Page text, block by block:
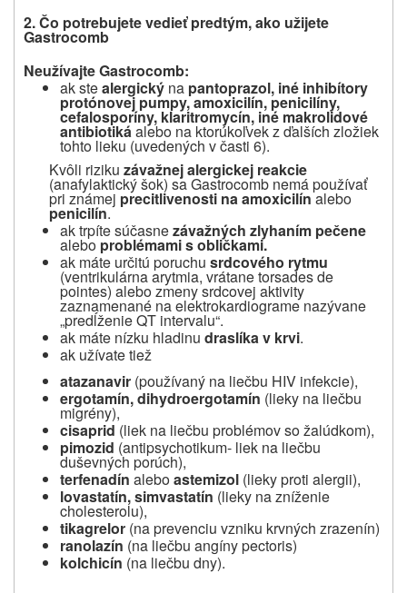
2.Čo potrebujete vedieť predtým, ako užijete
Gastrocomb
Neužívajte Gastrocomb:
ak stealergický na pantoprazol, iné inhibítory
protónovej pumpy, amoxicilín, penicilíny,
cefalosporíny, klaritromycín, iné makrolidové
antibiotikáalebo na ktorúkoľvek z ďalších zložiek
tohto lieku (uvedených v časti 6).
Kvôli riziku závažnej alergickej reakcie
(anafylaktický šok) sa Gastrocomb nemá používať
pri známej precitlivenosti na amoxicilín alebo
penicilín.
ak trpíte súčasnezávažných zlyhaním pečene
alebo problémami s obličkami.
ak máte určitú poruchu srdcového rytmu
(ventrikulárna arytmia, vrátane torsades de
pointes) alebo zmeny srdcovej aktivity
zaznamenané na elektrokardiograme nazývane
„predĺženie QT intervalu“.
ak máte nízku hladinu draslíka v krvi.
ak užívate tiež
atazanavir (používaný na liečbu HIV infekcie),
ergotamín, dihydroergotamín (lieky na liečbu
migrény),
cisaprid (liek na liečbu problémov so žalúdkom),
pimozid (antipsychotikum- liek na liečbu
duševných porúch),
terfenadín aleboastemizol (lieky proti alergii),
lovastatín, simvastatín (lieky na zníženie
cholesterolu),
tikagrelor (na prevenciu vzniku krvných zrazenín)
ranolazín (na liečbu angíny pectoris)
kolchicín (na liečbu dny).